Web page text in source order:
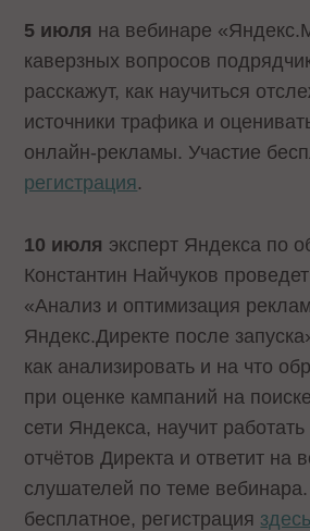
5 июля на вебинаре
каверзных вопросов
расскажут, как научиться
источники трафика и
онлайн-рекламы. Участие
регистрация.
10 июля эксперт Яндекса по
Константин Найчуков
«Анализ и оптимизация
Яндекс.Директе после
как анализировать и на что
при оценке кампаний на
сети Яндекса, научит
отчётов Директа и ответит на
слушателей по теме вебинара.
бесплатное, регистрация здесь